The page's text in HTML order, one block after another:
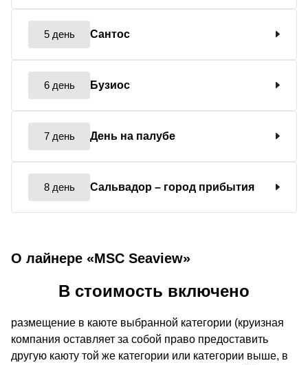
5 день Сантос
6 день Бузиос
7 день День на палубе
8 день Сальвадор – город прибытия
О лайнере «MSC Seaview»
В стоимость включено
размещение в каюте выбранной категории (круизная
компания оставляет за собой право предоставить
другую каюту той же категории или категории выше, в